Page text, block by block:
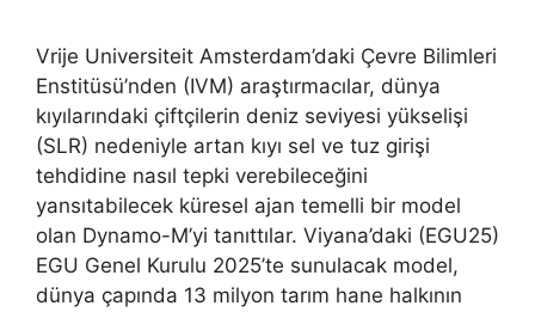
Vrije Universiteit Amsterdam’daki Çevre Bilimleri
Enstitüsü’nden (IVM) araştırmacılar, dünya
kıyılarındaki çiftçilerin deniz seviyesi yükselişi
(SLR) nedeniyle artan kıyı sel ve tuz girişi
tehdidine nasıl tepki verebileceğini
yansıtabilecek küresel ajan temelli bir model
olan Dynamo-M’yi tanıttılar. Viyana’daki (EGU25)
EGU Genel Kurulu 2025’te sunulacak model,
dünya çapında 13 milyon tarım hane halkının